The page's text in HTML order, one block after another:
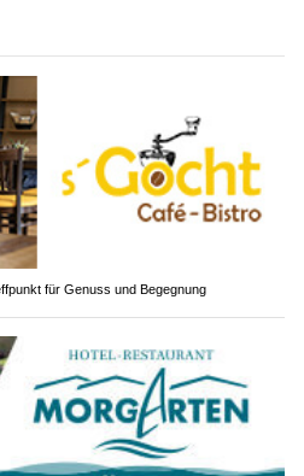
für Genuss und Begegnung